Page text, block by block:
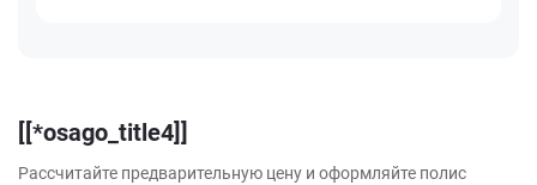
[[*osago_title4]]
Рассчитайте предварительную цену и оформляйте полис